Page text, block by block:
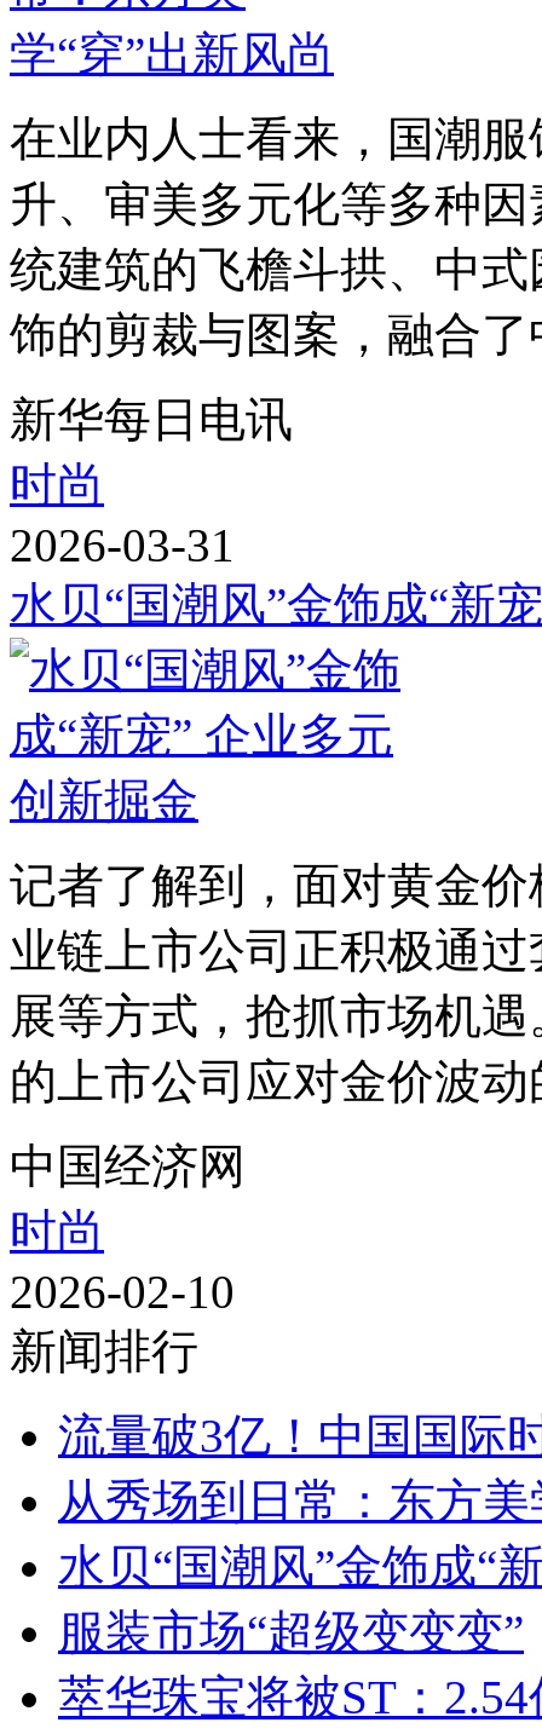
在业内人士看来，国潮
升、审美多元化等多种
统建筑的飞檐斗拱、中
饰的剪裁与图案，融合
新华每日电讯
时尚
2026-03-31
水贝“国潮风”金饰成“新
记者了解到，面对黄金
业链上市公司正积极通
展等方式，抢抓市场机
的上市公司应对金价波
中国经济网
时尚
2026-02-10
新闻排行
流量破3亿！中国国际
从秀场到日常：东方
水贝“国潮风”金饰成“
服装市场“超级变变变”
萃华珠宝将被ST：